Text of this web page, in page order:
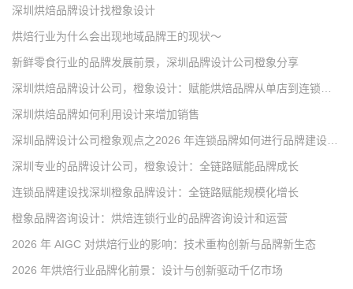
深圳烘焙品牌设计找橙象设计
烘焙行业为什么会出现地域品牌王的现状～
新鲜零食行业的品牌发展前景，深圳品牌设计公司橙象分享
深圳烘焙品牌如何利用设计来增加销售
深圳专业的品牌设计公司，橙象设计：全链路赋能品牌成长
连锁品牌建设找深圳橙象品牌设计：全链路赋能规模化增长
橙象品牌咨询设计：烘焙连锁行业的品牌咨询设计和运营
2026 年 AIGC 对烘焙行业的影响：技术重构创新与品牌新生态
2026 年烘焙行业品牌化前景：设计与创新驱动千亿市场